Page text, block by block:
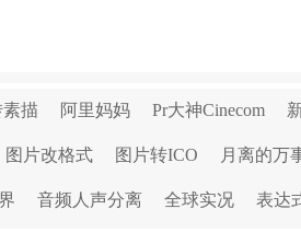
素描 阿里妈妈 Pr大神Cinecom
图片改格式 图片转ICO 月离的万
音频人声分离 全球实况 表达